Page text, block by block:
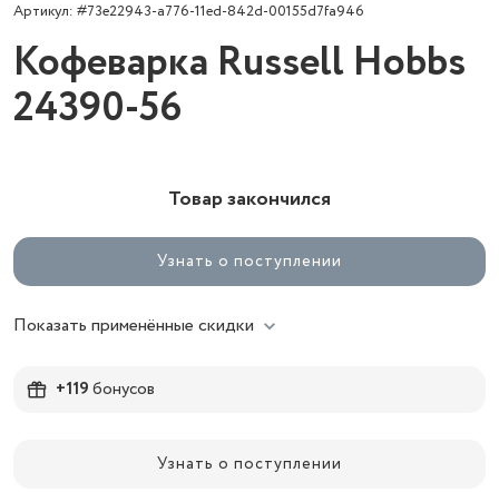
Артикул: #73e22943-a776-11ed-842d-00155d7fa946
Кофеварка Russell Hobbs
24390-56
Товар закончился
Узнать о поступлении
Показать применённые скидки
+119бонусов
Узнать о поступлении